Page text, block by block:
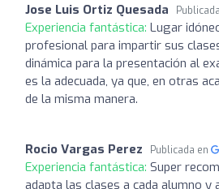
Jose Luis Ortiz Quesada
Experiencia fantástica: Lugar
profesional para impartir sus
dinámica para la presentación al
es la adecuada, ya que, en otras
de la misma manera.
Rocio Vargas Perez Publicada en
Experiencia fantástica: Super
adapta las clases a cada alumno y